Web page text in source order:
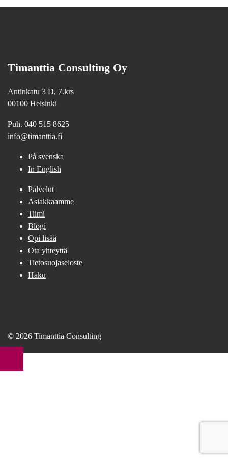
Timanttia Consulting Oy
Antinkatu 3 D, 7.krs
00100 Helsinki
Puh. 040 515 8625
info@timanttia.fi
På svenska
In English
Palvelut
Asiakkaamme
Tiimi
Blogi
Opi lisää
Ota yhteyttä
Tietosuojaseloste
Haku
© 2026 Timanttia Consulting